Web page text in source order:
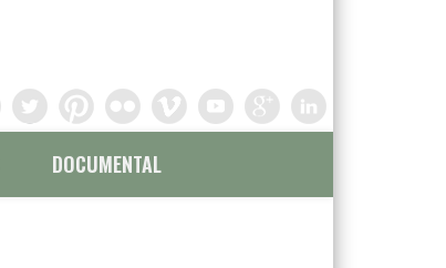
DOCUMENTAL